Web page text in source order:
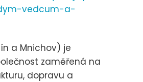
vedcum-a-
a Mnichov) je
zaměřená na
dopravu a